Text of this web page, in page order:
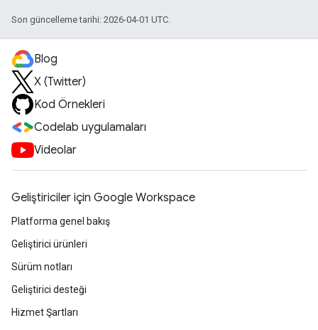
Son güncelleme tarihi: 2026-04-01 UTC.
Blog
X (Twitter)
Kod Örnekleri
Codelab uygulamaları
Videolar
Geliştiriciler için Google Workspace
Platforma genel bakış
Geliştirici ürünleri
Sürüm notları
Geliştirici desteği
Hizmet Şartları